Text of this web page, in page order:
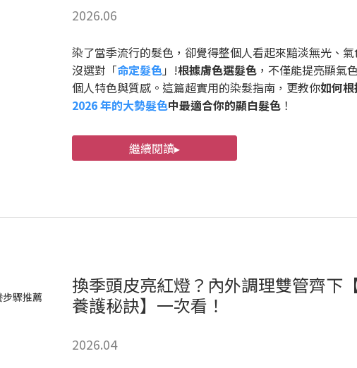
2026.06
染了當季流行的髮色，卻覺得整個人看起來黯淡無光、
沒選對「命定髮色」!根據膚色選髮色 ，不僅能提亮顯氣
個人特色與質感。這篇超實用的染髮指南，更教你如何
2026 年的大勢髮色中最適合你的顯白髮色 ！
繼續閱讀▸
換季頭皮亮紅燈？內外調理雙管齊下
養護秘訣】一次看！
2026.04